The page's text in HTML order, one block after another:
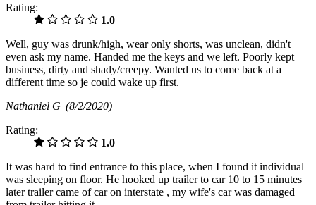
Rating:
1.0
Well, guy was drunk/high, wear only shorts, was unclean, didn't
even ask my name. Handed me the keys and we left. Poorly kept
business, dirty and shady/creepy. Wanted us to come back at a
different time so je could wake up first.
Nathaniel G (8/2/2020)
Rating:
1.0
It was hard to find entrance to this place, when I found it individual
was sleeping on floor. He hooked up trailer to car 10 to 15 minutes
later trailer came of car on interstate , my wife's car was damaged